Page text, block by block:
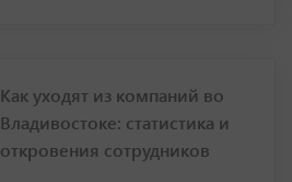
Как уходят из компаний во
Владивостоке: статистика и
откровения сотрудников